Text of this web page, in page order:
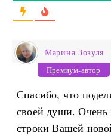
Марина Зозуля
Премиум-автор
Спасибо, что
своей души. Очень
строки Вашей